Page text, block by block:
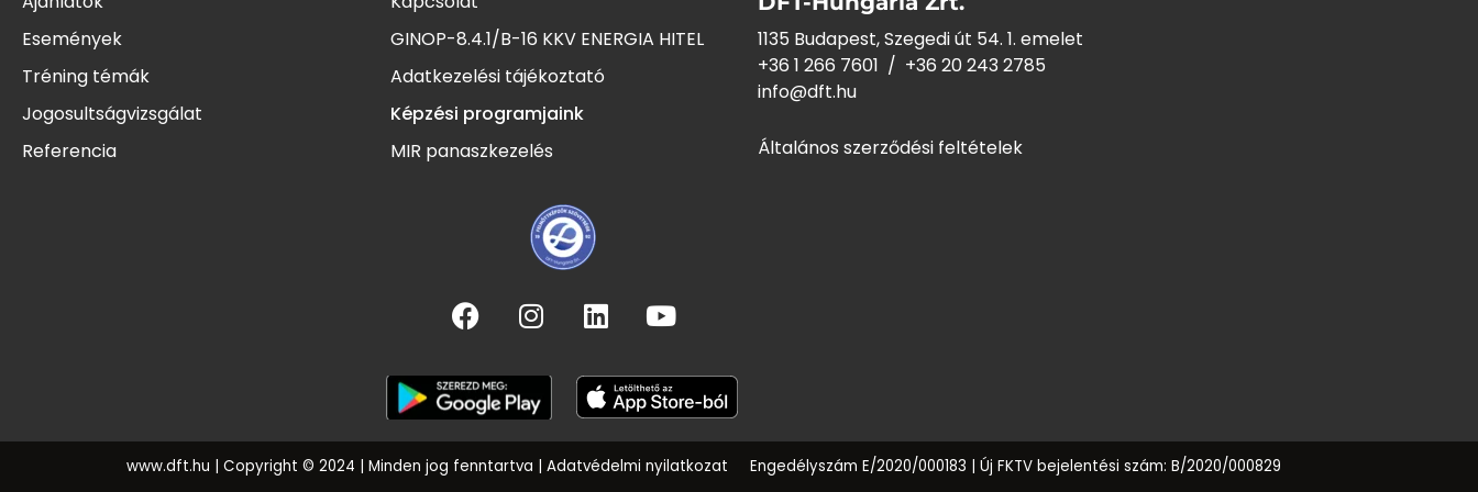
Események
Tréning témák
Jogosultságvizsgálat
Referencia
GINOP-8.4.1/B-16 KKV ENERGIA HITEL
Adatkezelési tájékoztató
Képzési programjaink
MIR panaszkezelés
1135 Budapest, Szegedi út 54. 1. emelet
+36 1 266 7601 / +36 20 2432785
info@dft.hu
Általános szerződési feltételek
www.dft.hu | Copyright © 2024 | Minden jog fenntartva | Adatvédelmi nyilatkozat Engedélyszám E/2020/000183 | Új FKTV bejelentési szám: B/2020/000829